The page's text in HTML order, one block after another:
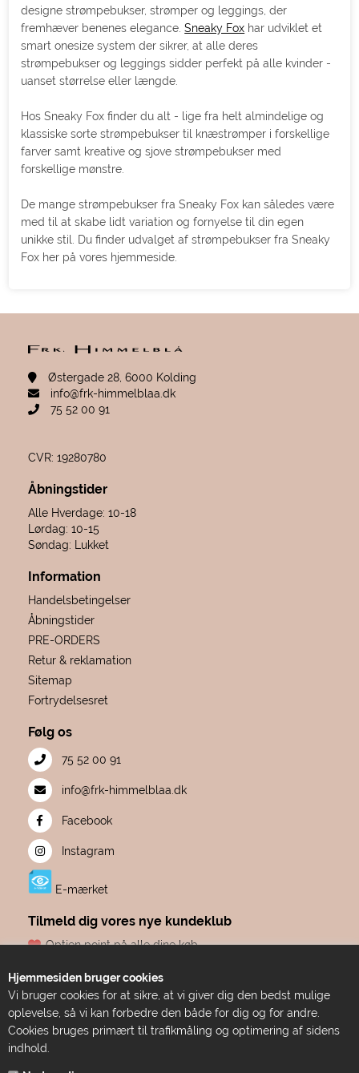
Hjemmesiden bruger cookies
Vi bruger cookies for at sikre, at vi giver dig den bedst mulige
oplevelse, så vi kan forbedre den både for dig og for andre.
Cookies bruges primært til trafikmåling og optimering af sidens
indhold.
designe strømpebukser, strømper og leggings, der
fremhæver benenes elegance.Sneaky Fox har udviklet et
smart onesize system der sikrer, at alle deres
strømpebukser og leggings sidder perfekt på alle kvinder -
uanset størrelse eller længde.
Hos Sneaky Fox finder du alt - lige fra helt almindelige og
klassiske sorte strømpebukser til knæstrømper i forskellige
farver samt kreative og sjove strømpebukser med
forskellige mønstre.
De mange strømpebukser fra Sneaky Fox kan således være
med til at skabe lidt variation og fornyelse til din egen
unikke stil. Du finder udvalget af strømpebukser fra Sneaky
Fox her på vores hjemmeside.
Østergade 28, 6000 Kolding
info@frk-himmelblaa.dk
75 52 00 91
CVR: 19280780
Åbningstider
Alle Hverdage: 10-18
Lørdag: 10-15
Søndag: Lukket
Information
Handelsbetingelser
Åbningstider
PRE-ORDERS
Retur & reklamation
Sitemap
Fortrydelsesret
Følg os
75 52 00 91
info@frk-himmelblaa.dk
Facebook
Instagram
E-mærket
Tilmeld dig vores nye kundeklub
Optjen point på alle dine køb
Dine point udløber aldrig
Adgang til eksklusive tilbud før alle andre
Bare ren forkælelse
TILMELD DIG HER